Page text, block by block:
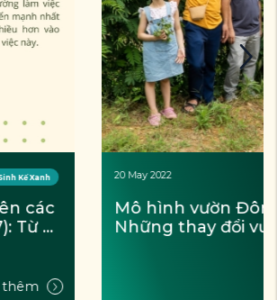
Đông Y Thiên Lương:
đổi vượt bậc trong quá trình